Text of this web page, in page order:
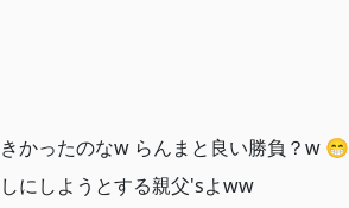
かったのなw らんまと良い勝負？w 😁
にしようとする親父'sよww